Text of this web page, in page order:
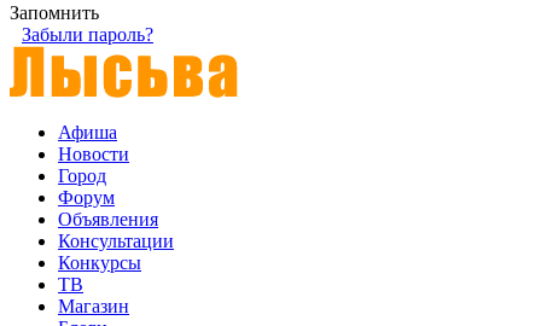
Запомнить
Забыли пароль?
Афиша
Новости
Город
Форум
Объявления
Консультации
Конкурсы
ТВ
Магазин